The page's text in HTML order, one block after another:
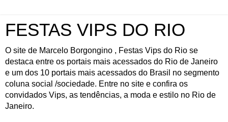
FESTAS VIPS DO RIO
O site de Marcelo Borgongino , Festas Vips do Rio se
destaca entre os portais mais acessados do Rio de Janeiro
e um dos 10 portais mais acessados do Brasil no segmento
coluna social /sociedade. Entre no site e confira os
convidados Vips, as tendências, a moda e estilo no Rio de
Janeiro.